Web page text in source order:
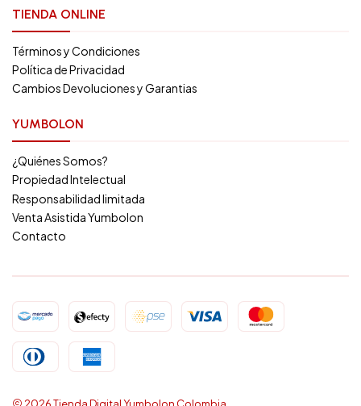
TIENDA ONLINE
Términos y Condiciones
Política de Privacidad
Cambios Devoluciones y Garantias
YUMBOLON
¿Quiénes Somos?
Propiedad Intelectual
Responsabilidad limitada
Venta Asistida Yumbolon
Contacto
2026 Tienda Digital Yumbolon Colombia.